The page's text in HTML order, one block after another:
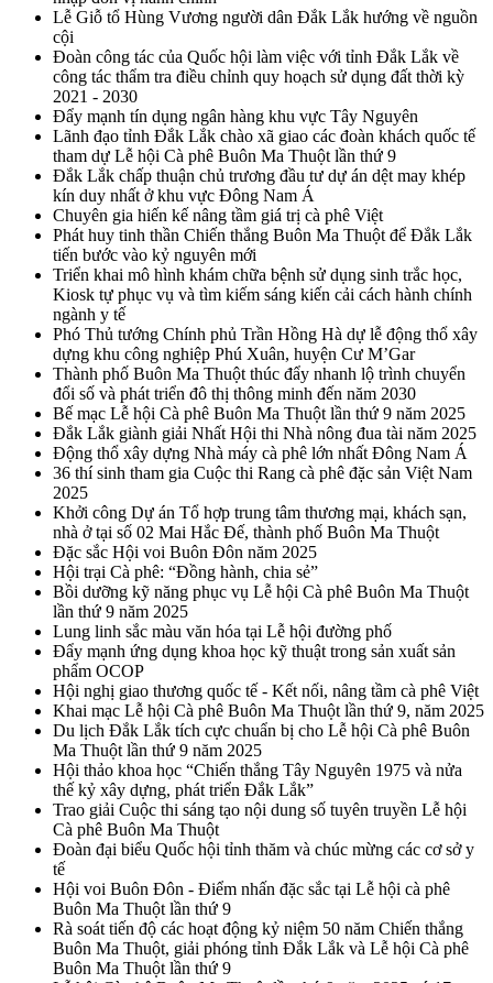
Lễ Giỗ tổ Hùng Vương người dân Đắk Lắk hướng về nguồn
cội
Đoàn công tác của Quốc hội làm việc với tỉnh Đắk Lắk về
công tác thẩm tra điều chỉnh quy hoạch sử dụng đất thời kỳ
2021 - 2030
Đẩy mạnh tín dụng ngân hàng khu vực Tây Nguyên
Lãnh đạo tỉnh Đắk Lắk chào xã giao các đoàn khách quốc tế
tham dự Lễ hội Cà phê Buôn Ma Thuột lần thứ 9
Đắk Lắk chấp thuận chủ trương đầu tư dự án dệt may khép
kín duy nhất ở khu vực Đông Nam Á
Chuyên gia hiến kế nâng tầm giá trị cà phê Việt
Phát huy tinh thần Chiến thắng Buôn Ma Thuột để Đắk Lắk
tiến bước vào kỷ nguyên mới
Triển khai mô hình khám chữa bệnh sử dụng sinh trắc học,
Kiosk tự phục vụ và tìm kiếm sáng kiến cải cách hành chính
ngành y tế
Phó Thủ tướng Chính phủ Trần Hồng Hà dự lễ động thổ xây
dựng khu công nghiệp Phú Xuân, huyện Cư M’Gar
Thành phố Buôn Ma Thuột thúc đẩy nhanh lộ trình chuyển
đổi số và phát triển đô thị thông minh đến năm 2030
Bế mạc Lễ hội Cà phê Buôn Ma Thuột lần thứ 9 năm 2025
Đắk Lắk giành giải Nhất Hội thi Nhà nông đua tài năm 2025
Động thổ xây dựng Nhà máy cà phê lớn nhất Đông Nam Á
36 thí sinh tham gia Cuộc thi Rang cà phê đặc sản Việt Nam
2025
Khởi công Dự án Tổ hợp trung tâm thương mại, khách sạn,
nhà ở tại số 02 Mai Hắc Đế, thành phố Buôn Ma Thuột
Đặc sắc Hội voi Buôn Đôn năm 2025
Hội trại Cà phê: “Đồng hành, chia sẻ”
Bồi dưỡng kỹ năng phục vụ Lễ hội Cà phê Buôn Ma Thuột
lần thứ 9 năm 2025
Lung linh sắc màu văn hóa tại Lễ hội đường phố
Đẩy mạnh ứng dụng khoa học kỹ thuật trong sản xuất sản
phẩm OCOP
Hội nghị giao thương quốc tế - Kết nối, nâng tầm cà phê Việt
Khai mạc Lễ hội Cà phê Buôn Ma Thuột lần thứ 9, năm 2025
Du lịch Đắk Lắk tích cực chuẩn bị cho Lễ hội Cà phê Buôn
Ma Thuột lần thứ 9 năm 2025
Hội thảo khoa học “Chiến thắng Tây Nguyên 1975 và nửa
thế kỷ xây dựng, phát triển Đắk Lắk”
Trao giải Cuộc thi sáng tạo nội dung số tuyên truyền Lễ hội
Cà phê Buôn Ma Thuột
Đoàn đại biểu Quốc hội tỉnh thăm và chúc mừng các cơ sở y
tế
Hội voi Buôn Đôn - Điểm nhấn đặc sắc tại Lễ hội cà phê
Buôn Ma Thuột lần thứ 9
Rà soát tiến độ các hoạt động kỷ niệm 50 năm Chiến thắng
Buôn Ma Thuột, giải phóng tỉnh Đắk Lắk và Lễ hội Cà phê
Buôn Ma Thuột lần thứ 9